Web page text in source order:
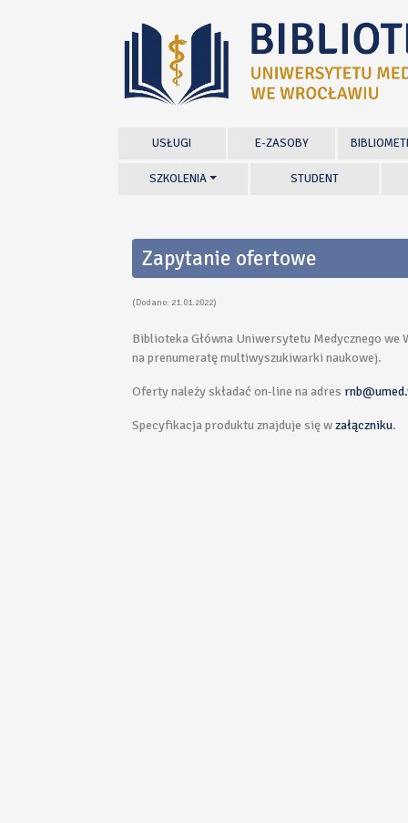
USŁUGI E-ZASOBY
SZKOLENIA STUDENT
Zapytanie ofertowe
(Dodano: 21.01.2022)
Biblioteka Główna Uniwersytetu Medycznego
na prenumeratę multiwyszukiwarki naukowej.
Oferty należy składać on-line na adres
Specyfikacja produktu znajduje się wzałączniku.